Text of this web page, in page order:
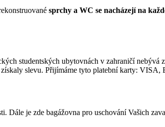
sprchy a WC se nacházejí na
studentských ubytovnách v zahraničí
slevu. Přijímáme tyto platební karty:
Dále je zde bagážovna pro uschování Vašich